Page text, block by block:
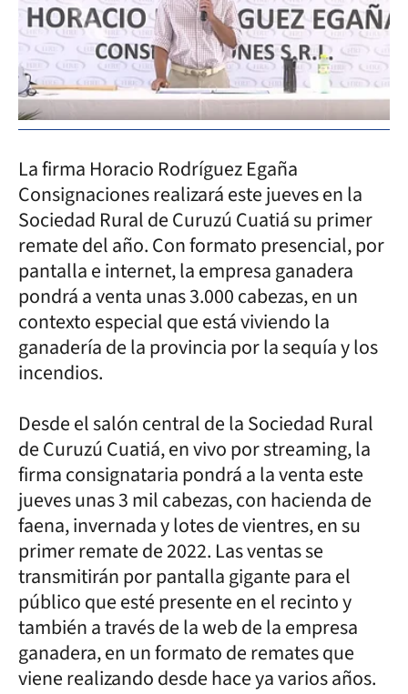
La firma Horacio Rodríguez Egaña
Consignaciones realizará este jueves en la
Sociedad Rural de Curuzú Cuatiá su primer
remate del año. Con formato presencial, por
pantalla e internet, la empresa ganadera
pondrá a venta unas 3.000 cabezas, en un
contexto especial que está viviendo la
ganadería de la provincia por la sequía y los
incendios.
Desde el salón central de la Sociedad Rural
de Curuzú Cuatiá, en vivo por streaming, la
firma consignataria pondrá a la venta este
jueves unas 3 mil cabezas, con hacienda de
faena, invernada y lotes de vientres, en su
primer remate de 2022. Las ventas se
transmitirán por pantalla gigante para el
público que esté presente en el recinto y
también a través de la web de la empresa
ganadera, en un formato de remates que
viene realizando desde hace ya varios años.